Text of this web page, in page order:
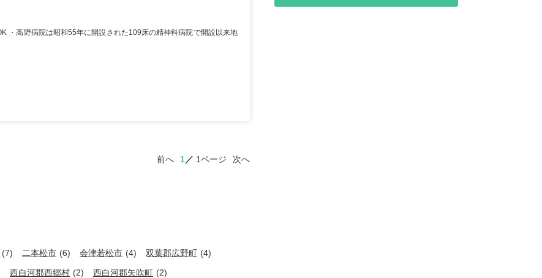
・高野病院は昭和55年に開設された109床の精神科病院で開設以来地
前へ 1 1ページ 次へ
(7) 二本松市 (6) 会津若松市 (4) 双葉郡広野町 (4)
西白河郡西郷村 (2) 西白河郡矢吹町 (2)